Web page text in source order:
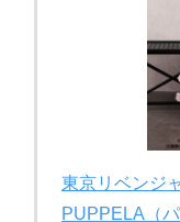
東京リベンジ
PUPPELA（